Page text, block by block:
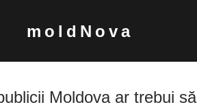
moldNova
Moldova ar trebui să